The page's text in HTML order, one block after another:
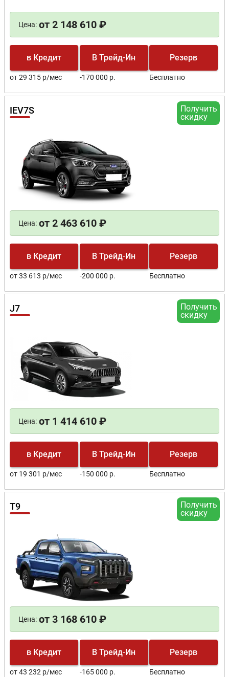
Цена: от 2 148 610 ₽
в Кредит
от 29 315 р/мес
В Трейд-Ин
-170 000 р.
Резерв
Бесплатно
Получить
скидку
IEV7S
Цена: от 2 463 610 ₽
в Кредит
от 33 613 р/мес
В Трейд-Ин
-200 000 р.
Резерв
Бесплатно
Получить
скидку
J7
Цена: от 1 414 610 ₽
в Кредит
от 19 301 р/мес
В Трейд-Ин
-150 000 р.
Резерв
Бесплатно
Получить
скидку
T9
Цена: от 3 168 610 ₽
в Кредит
от 43 232 р/мес
В Трейд-Ин
-165 000 р.
Резерв
Бесплатно